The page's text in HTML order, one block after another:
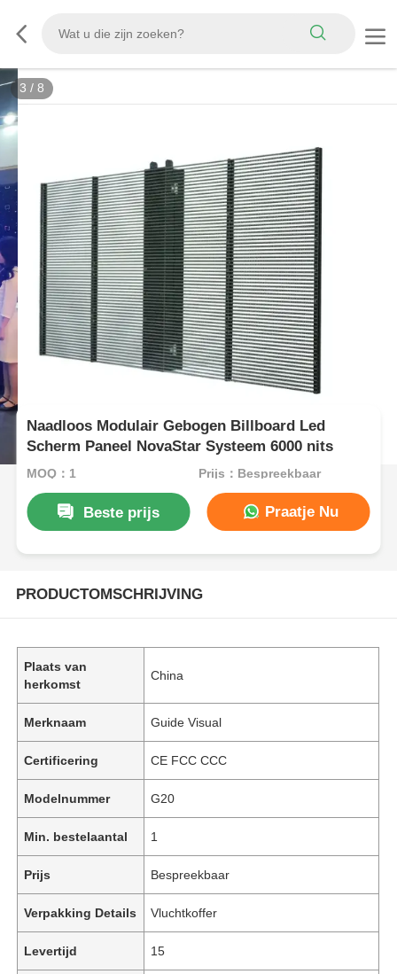
3 / 8
Naadloos Modulair Gebogen Billboard Led
Scherm Paneel NovaStar Systeem 6000 nits
MOQ：1 Prijs：Bespreekbaar
Beste prijs Praatje Nu
PRODUCTOMSCHRIJVING
Plaats van
herkomst
China
Merknaam Guide Visual
Certificering CE FCC CCC
Modelnummer G20
Min. bestelaantal 1
Prijs Bespreekbaar
Verpakking Details Vluchtkoffer
Levertijd 15